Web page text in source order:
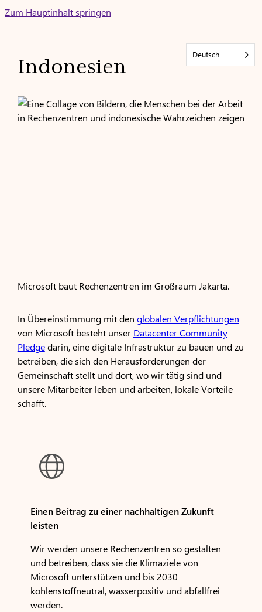
Skip
Zum Hauptinhalt springen
Deutsch
Indonesien
Microsoft baut Rechenzentren im Großraum Jakarta.
In Übereinstimmung mit den globalen Verpflichtungen
von Microsoft besteht unser Datacenter Community
Pledgedarin, eine digitale Infrastruktur zu bauen und zu
betreiben, die sich den Herausforderungen der
Gemeinschaft stellt und dort, wo wir tätig sind und
unsere Mitarbeiter leben und arbeiten, lokale Vorteile
schafft.

Einen Beitrag zu einer nachhaltigen Zukunft
leisten
Wir werden unsere Rechenzentren so gestalten
und betreiben, dass sie die Klimaziele von
Microsoft unterstützen und bis 2030
kohlenstoffneutral, wasserpositiv und abfallfrei
werden.